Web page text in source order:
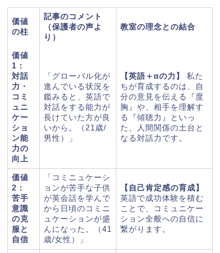
価値
の柱
記事のコメント
（保護者の声よ
り）
教室の理念との結合
価値
1：
対話
力・
コミ
ュニ
ケー
ショ
ン能
力の
向上
「グローバル化が
進んでいる状況を
鑑みると、英語で
対話をする能力が
長けていた方が良
いから。（21歳/
男性）」
【英語＋αの力】
私た
ちが育成するのは、自
分の意見を伝える『度
胸』や、相手を理解す
る『傾聴力』といっ
た、人間関係の土台と
なる対話力です。
価値
2：
苦手
意識
の克
服と
自信
「コミニュケーシ
ョンが苦手な子供
が英会話を学んで
から日頃のコミニ
ュケーションが盛
んになった。（41
歳/女性）」
【自己肯定感の育成】
英語で成功体験を積む
ことで、コミュニケー
ション全般への自信に
繋がります。